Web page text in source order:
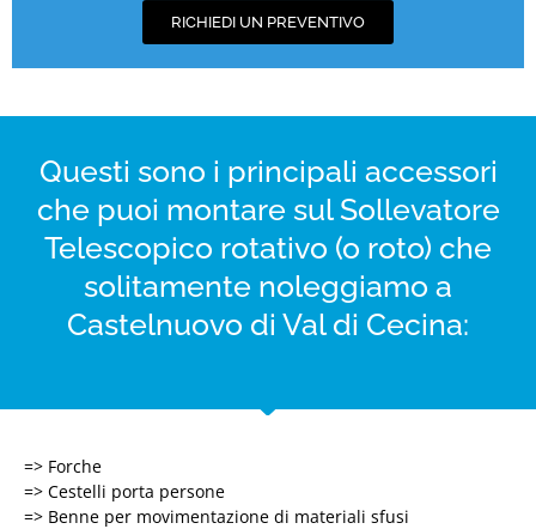
RICHIEDI UN PREVENTIVO
Questi sono i principali accessori
che puoi montare sul Sollevatore
Telescopico rotativo (o roto) che
solitamente noleggiamo a
Castelnuovo di Val di Cecina:
=> Forche
=> Cestelli porta persone
=> Benne per movimentazione di materiali sfusi